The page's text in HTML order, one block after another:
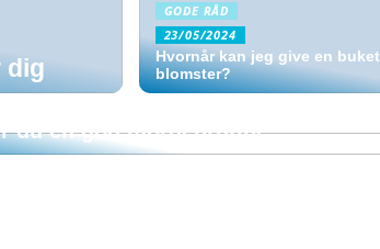
dig
GODE RÅD
23/05/2024
Hvornår kan jeg give en buket
blomster?
du en god morgenrutine